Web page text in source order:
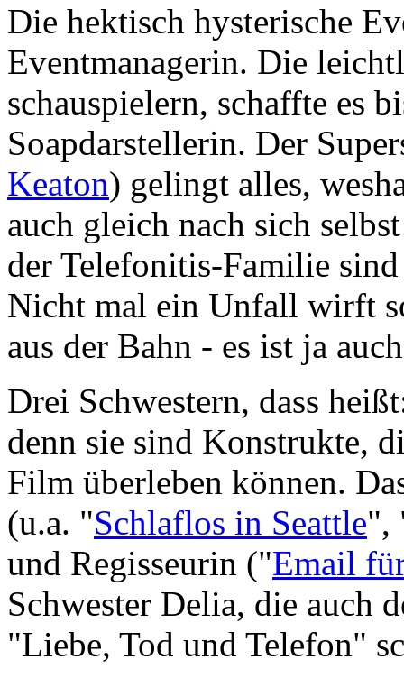
Die hektisch hysterische
Eventmanagerin. Die
schauspielern, schaffte es
Soapdarstellerin. Der
Keaton) gelingt alles,
auch gleich nach sich
der Telefonitis-Familie
Nicht mal ein Unfall wirft
aus der Bahn - es ist ja
Drei Schwestern, dass
denn sie sind Konstrukte,
Film überleben können.
(u.a. "Schlaflos in Seattle",
und Regisseurin ("Email
Schwester Delia, die auch
"Liebe, Tod und Telefon"